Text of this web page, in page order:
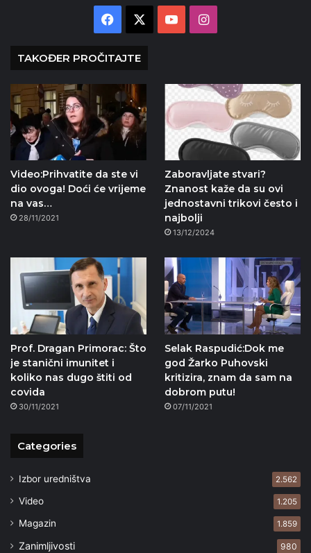
Facebook YouTubeInstagram
TAKOĐER PROČITAJTE
Video:Prihvatite da ste vi
dio ovoga! Doći će vrijeme
na vas…
28/11/2021
Zaboravljate stvari?
Znanost kaže da su ovi
jednostavni trikovi često i
najbolji
13/12/2024
Prof. Dragan Primorac: Što
je stanični imunitet i
koliko nas dugo štiti od
covida
30/11/2021
Selak Raspudić:Dok me
god Žarko Puhovski
kritizira, znam da sam na
dobrom putu!
07/11/2021
Categories
Izbor uredništva 2.562
Video 1.205
Magazin 1.859
Zanimljivosti 980